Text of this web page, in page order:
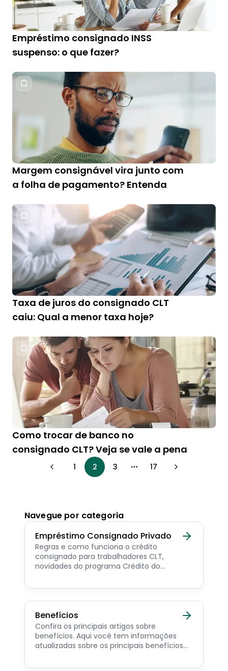
Empréstimo consignado INSS
suspenso: o que fazer?
Margem consignável vira junto com
a folha de pagamento? Entenda
Taxa de juros do consignado CLT
caiu: Qual a menor taxa hoje?
Como trocar de banco no
consignado CLT? Veja se vale a pena
1 2 3 More pages
17
Navegue por categoria
Empréstimo Consignado Privado
Regras e como funciona o crédito
consignado para trabalhadores CLT,
novidades do programa Crédito do
consignado privado.
Benefícios
Confira os principais artigos sobre
benefícios. Aqui você tem informações
atualizadas sobre os principais benefícios
pensionista e beneficiários de programas